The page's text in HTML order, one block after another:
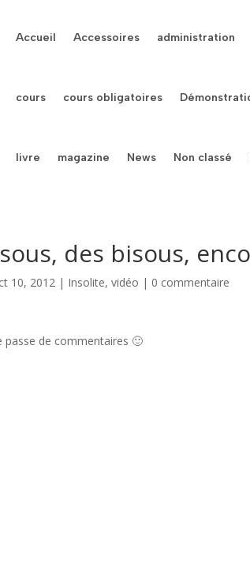
Accueil Accessoires administration
cours cours obligatoires
livre magazine News Non classé
des bisous,
10, 2012 | Insolite,vidéo | 0 commentaire
passe de commentaires 🙂